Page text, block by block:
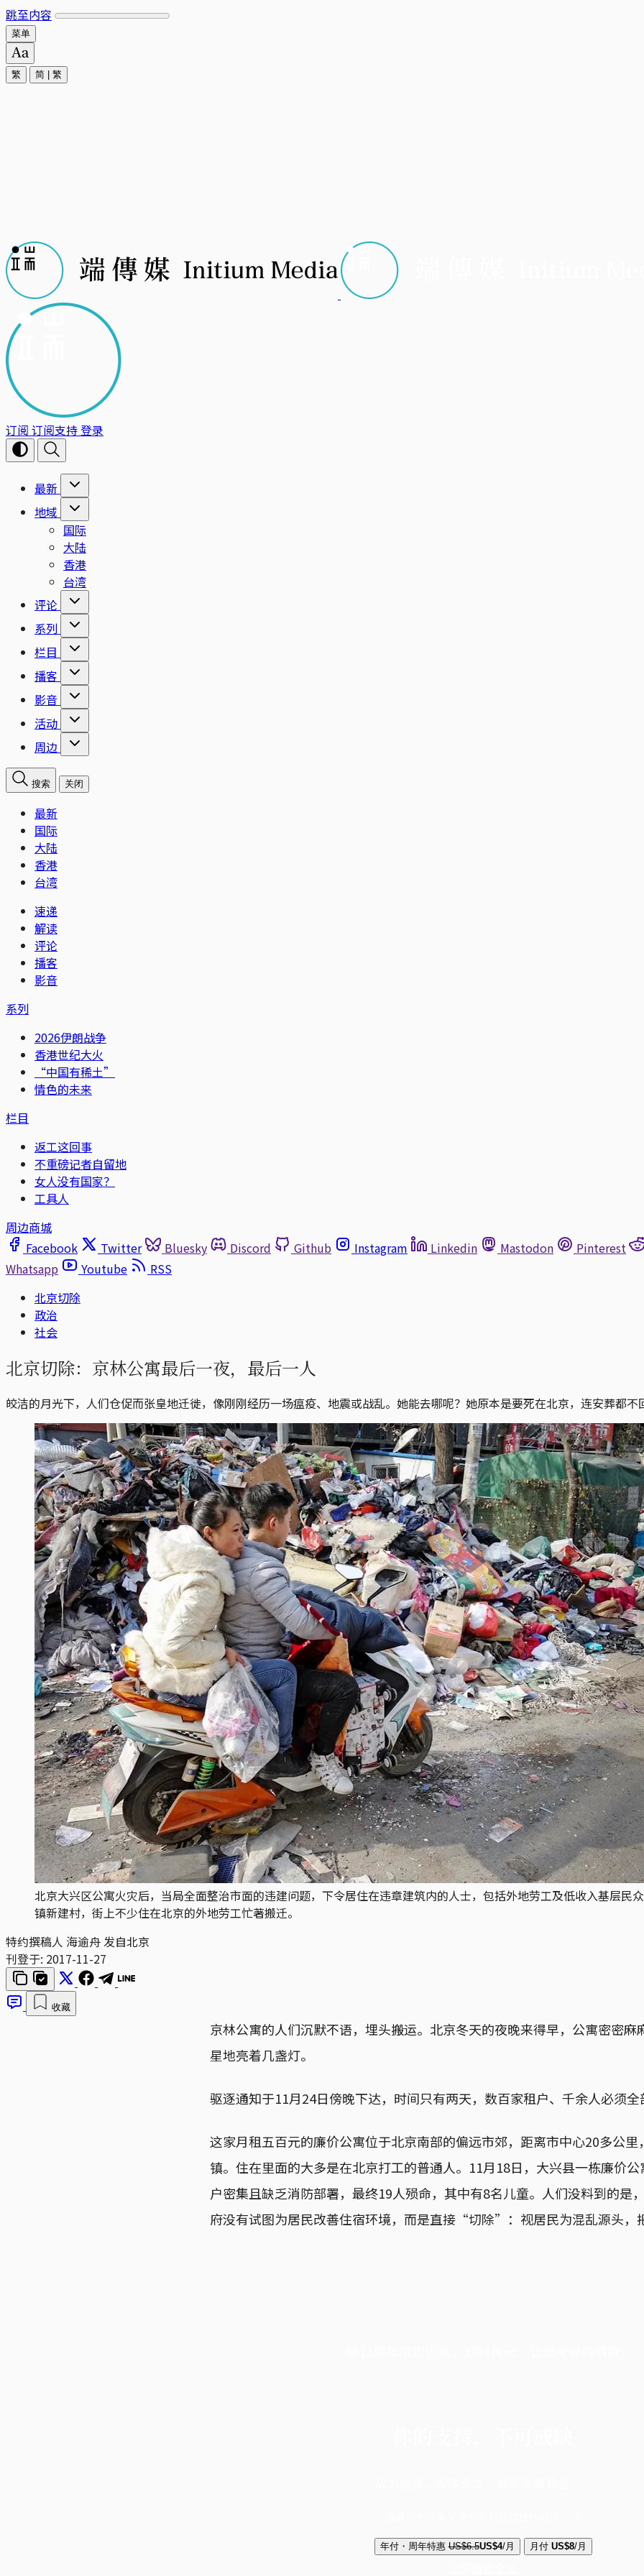
跳至内容
菜单
繁 简 繁
订阅 订阅支持登录
最新
地域
国际
大陆
香港
台湾
评论
系列
栏目
播客
影音
活动
周边
搜索 关闭
最新
国际
大陆
香港
台湾
速递
解读
评论
播客
影音
系列
2026伊朗战争
香港世纪大火
“中国有稀土”
情色的未来
栏目
返工这回事
不重磅记者自留地
女人没有国家？
工具人
周边商城
Facebook
Twitter Bluesky Discord Github Instagram Linkedin Mastodon
Pinterest
Whatsapp
Youtube
RSS
北京切除
政治
社会
北京切除：京林公寓最后一夜，最后一人
皎洁的月光下，人们仓促而张皇地迁徙，像刚刚经历一场瘟疫、地震或战乱。她能去哪呢？她原本是要死在北京，连安葬都不
北京大兴区公寓火灾后，当局全面整治市面的违建问题，下令居住在违章建筑内的人士，包括外地劳工及低收入基层民
镇新建村，街上不少住在北京的外地劳工忙著搬迁。
特约撰稿人 海逾舟 发自北京
刊登于: 2017-11-27
收藏
京林公寓的人们沉默不语，埋头搬运。北京冬天的夜晚来得早，公寓密密麻
星地亮着几盏灯。
驱逐通知于11月24日傍晚下达，时间只有两天，数百家租户、千余人必须
这家月租五百元的廉价公寓位于北京南部的偏远市郊，距离市中心20多公里
镇。住在里面的大多是在北京打工的普通人。11月18日，大兴县一栋廉价
户密集且缺乏消防部署，最终19人殒命，其中有8名儿童。人们没料到的是
府没有试图为居民改善住宿环境，而是直接“切除”：视居民为混乱源头，
年付・周年特惠 US$6.5US$4/月 月付 US$8/月